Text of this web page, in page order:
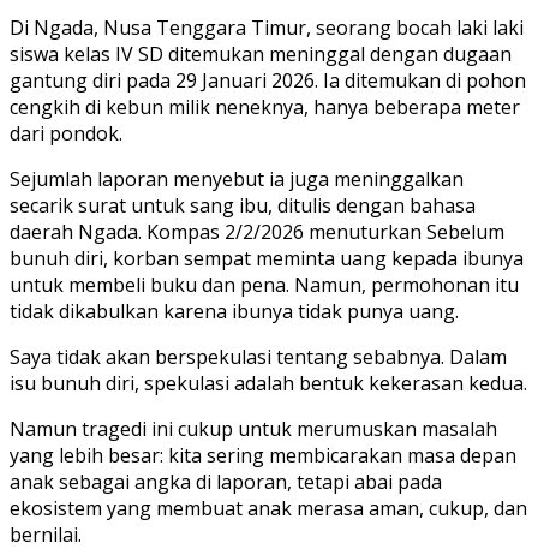
Di Ngada, Nusa Tenggara Timur, seorang bocah laki laki
siswa kelas IV SD ditemukan meninggal dengan dugaan
gantung diri pada 29 Januari 2026. Ia ditemukan di pohon
cengkih di kebun milik neneknya, hanya beberapa meter
dari pondok.
Sejumlah laporan menyebut ia juga meninggalkan
secarik surat untuk sang ibu, ditulis dengan bahasa
daerah Ngada. Kompas 2/2/2026 menuturkan Sebelum
bunuh diri, korban sempat meminta uang kepada ibunya
untuk membeli buku dan pena. Namun, permohonan itu
tidak dikabulkan karena ibunya tidak punya uang.
Saya tidak akan berspekulasi tentang sebabnya. Dalam
isu bunuh diri, spekulasi adalah bentuk kekerasan kedua.
Namun tragedi ini cukup untuk merumuskan masalah
yang lebih besar: kita sering membicarakan masa depan
anak sebagai angka di laporan, tetapi abai pada
ekosistem yang membuat anak merasa aman, cukup, dan
bernilai.